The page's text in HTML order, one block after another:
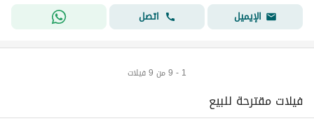
الإيميل
اتصل
1 - 9 من 9 فيلات
فيلات مقترحة للبيع